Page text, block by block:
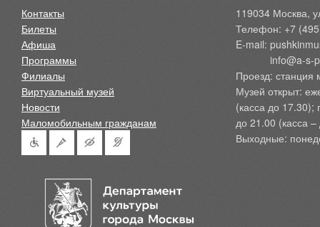
Контакты
Билеты
Афиша
Программы
Филиалы
Виртуальный музей
Новости
Маломобильным гражданам
119034 Москва,
Телефон: +7
E-mail:
Проезд: станция
Музей открыт:
(касса до 17.30);
до 21.00 (касса
Выходные: